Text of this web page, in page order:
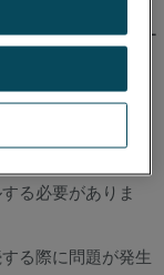
を USB ポー
使用する必要があ
されません。
る必要がありま
る際に問題が発生